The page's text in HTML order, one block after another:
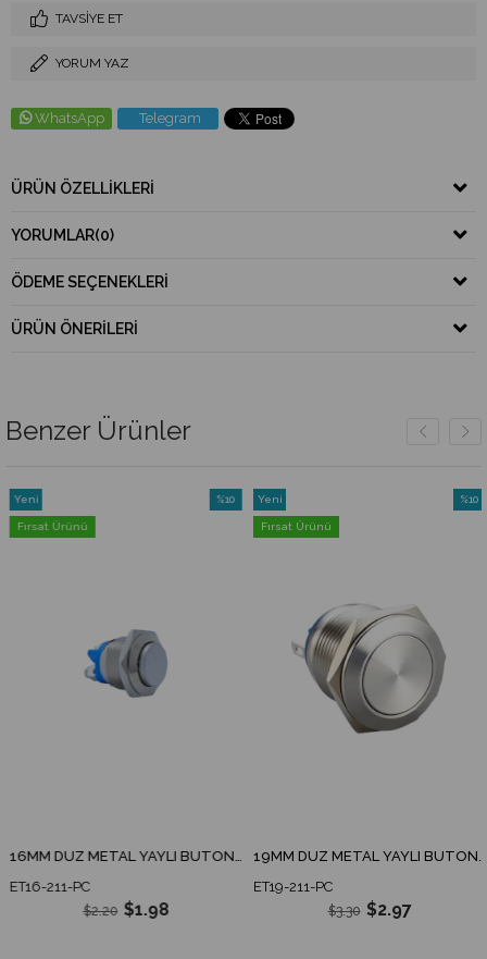
TAVSIYE ET
YORUM YAZ
WhatsApp Telegram
ÜRÜN ÖZELLIKLERI
YORUMLAR(0)
ÖDEME SEÇENEKLERI
ÜRÜN ÖNERILERI
Benzer Ürünler
16MM DÜZ METAL YAYLI BUTON 1NO IP67
ET16-211-PC
$1.98
$2.20
%10
Yeni
Ürün
Fırsat Ürünü
19MM DÜZ METAL YAYLI BUTON 1NO IP67
ET19-211-PC
$2.97
$3.30
%10
Yeni
Ürün
Fırsat Ürünü